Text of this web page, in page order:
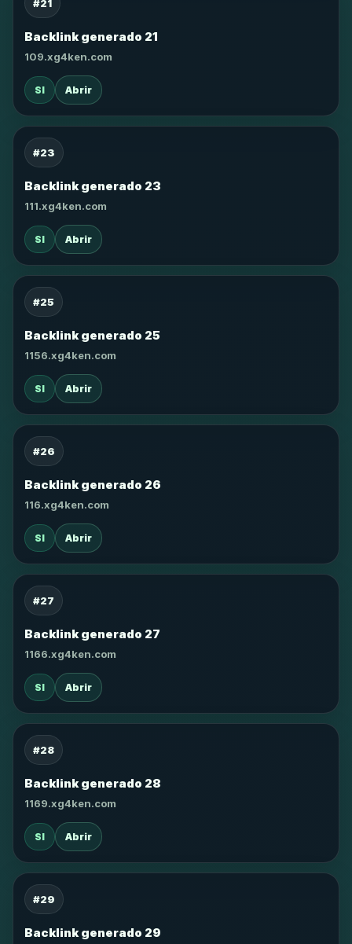
#21
Backlink generado 21
109.xg4ken.com
SI Abrir
#23
Backlink generado 23
111.xg4ken.com
SI Abrir
#25
Backlink generado 25
1156.xg4ken.com
SI Abrir
#26
Backlink generado 26
116.xg4ken.com
SI Abrir
#27
Backlink generado 27
1166.xg4ken.com
SI Abrir
#28
Backlink generado 28
1169.xg4ken.com
SI Abrir
#29
Backlink generado 29